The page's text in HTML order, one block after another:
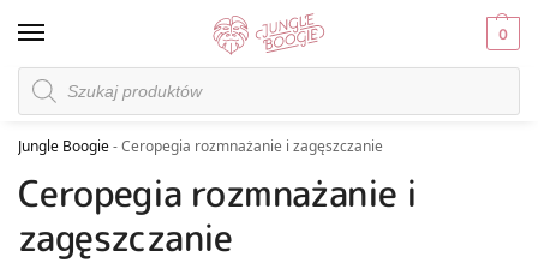
0
Jungle Boogie-Ceropegia rozmnażanie i zagęszczanie
Ceropegia rozmnażanie i
zagęszczanie